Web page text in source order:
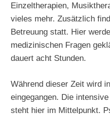
Einzeltherapien,
vieles mehr. Zusätzlich
Betreuung statt. Hier
medizinischen Fragen
dauert acht Stunden.
Während dieser Zeit wird
eingegangen. Die
steht hier im Mittelpunkt.